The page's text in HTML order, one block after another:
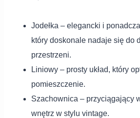
Jodełka – elegancki i
który doskonale nadaje się do
przestrzeni.
Liniowy – prosty układ, który
pomieszczenie.
Szachownica – przyciągający
wnętrz w stylu vintage.